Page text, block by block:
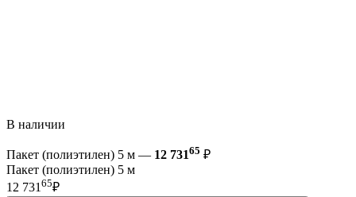
В наличии
Пакет (полиэтилен) 5 м — 12 73165 ₽
Пакет (полиэтилен) 5 м
12 73165₽